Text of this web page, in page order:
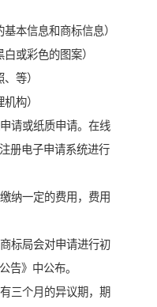
本信息和商标信息）
或彩色的图案）
等）
构）
请或纸质申请。在线
册电子申请系统进行
纳一定的费用，费用
标局会对申请进行初
告》中公布。
三个月的异议期，期